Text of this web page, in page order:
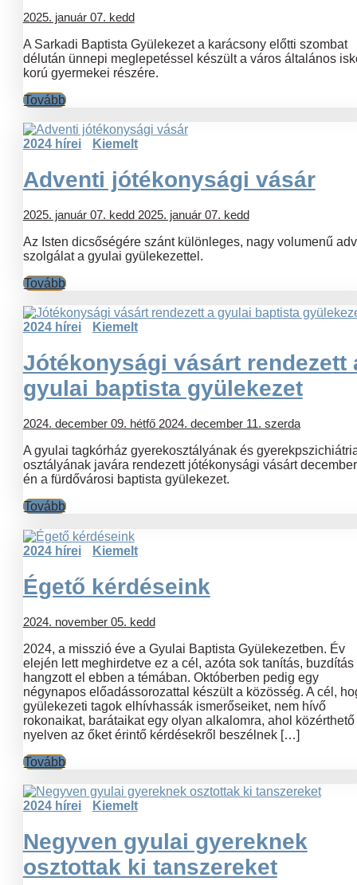
2025. január 07. kedd
A Sarkadi Baptista Gyülekezet a karácsony előtti szombat
délután ünnepi meglepetéssel készült a város általános
korú gyermekei részére.
Tovább
2024 hírei Kiemelt
Adventi jótékonysági vásár
2025. január 07. kedd 2025. január 07. kedd
Az Isten dicsőségére szánt különleges, nagy volumenű
szolgálat a gyulai gyülekezettel.
Tovább
2024 hírei Kiemelt
Jótékonysági vásárt rendezett
gyulai baptista gyülekezet
2024. december 09. hétfő 2024. december 11. szerda
A gyulai tagkórház gyerekosztályának és
osztályának javára rendezett jótékonysági vásárt
én a fürdővárosi baptista gyülekezet.
Tovább
2024 hírei Kiemelt
Égető kérdéseink
2024. november 05. kedd
2024, a misszió éve a Gyulai Baptista Gyülekezetben. Év
elején lett meghirdetve ez a cél, azóta sok tanítás, buzdítás
hangzott el ebben a témában. Októberben pedig egy
négynapos előadássorozattal készült a közösség. A cél,
gyülekezeti tagok elhívhassák ismerőseiket, nem hívő
rokonaikat, barátaikat egy olyan alkalomra, ahol közérthető
nyelven az őket érintő kérdésekről beszélnek […]
Tovább
2024 hírei Kiemelt
Negyven gyulai gyereknek
osztottak ki tanszereket